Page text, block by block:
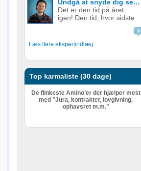
godt samarbejde – og et
bedre produkt i sidste
ende. Det handler om at
Undgå at snyde dig selv og skat: Sådan får du styr på oplysningsskemaet
Det er den tid på året
igen! Den tid, hvor sidste
Skattestyrelsen. Men hvad
er det egentlig, der skal
udskudt til d....
3
Læs flere ekspertindlæg
Top karmaliste (30 dage)
De flinkeste Amino’er der hjælper mest
med "Jura, kontrakter, lovgivning,
ophavsret m.m."